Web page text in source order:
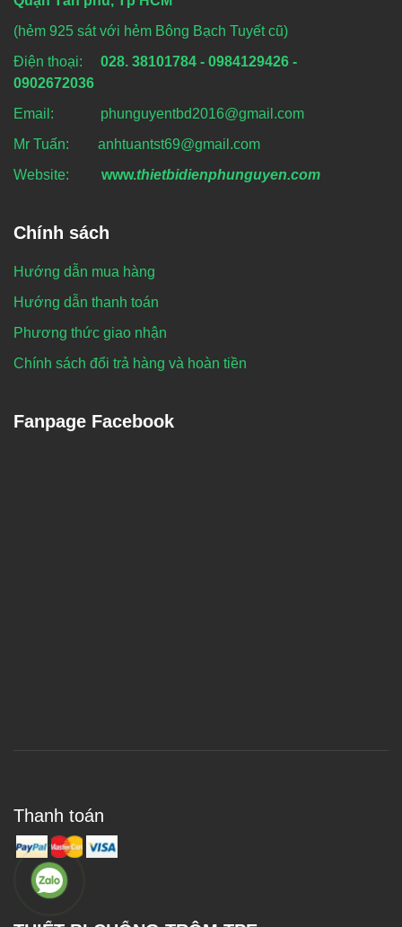
(hẻm 925 sát với hẻm Bông Bạch Tuyết cũ)
Điện thoại: 028. 38101784 - 0984129426 -
0902672036
Email: phunguyentbd2016@gmail.com
Mr Tuấn: anhtuantst69@gmail.com
Website:
www.thietbidienphunguyen.com
Chính sách
Hướng dẫn mua hàng
Hướng dẫn thanh toán
Phương thức giao nhận
Chính sách đổi trả hàng và hoàn tiền
Fanpage Facebook
Thanh toán